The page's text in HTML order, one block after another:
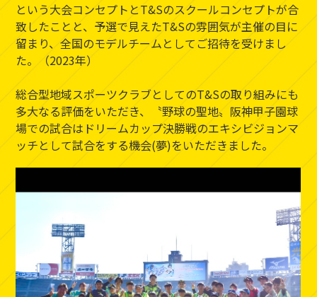
という大会コンセプトとT&Sのスクールコンセプトが合
致したことと、予選で見えたT&Sの雰囲気が主催の目に
留まり、全国のモデルチームとしてご招待を受けまし
た。（2023年）
総合型地域スポーツクラブとしてのT&Sの取り組みにも
多大なる評価をいただき、〝野球の聖地〟阪神甲子園球
場での試合はドリームカップ決勝戦のエキシビジョンマ
ッチとして試合をする機会(夢)をいただきました。